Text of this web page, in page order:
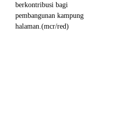
berkontribusi bagi
pembangunan kampung
halaman.(mcr/red)